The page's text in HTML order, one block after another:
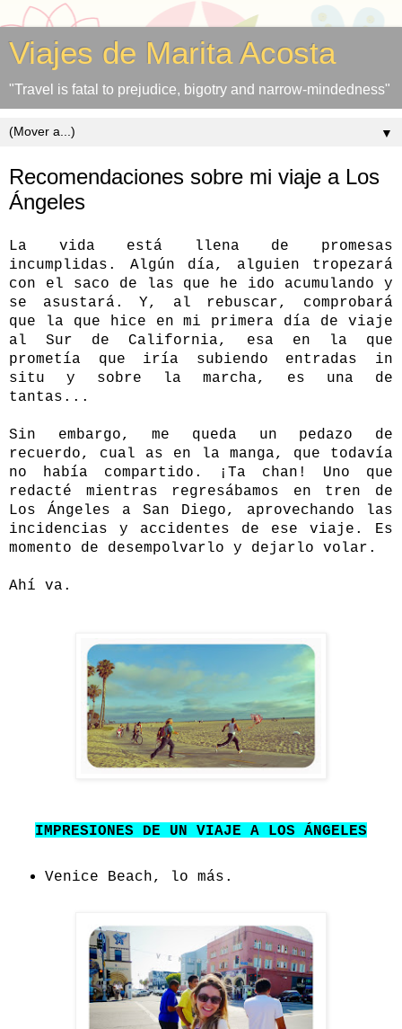
Viajes de Marita Acosta
"Travel is fatal to prejudice, bigotry and narrow-mindedness"
▼
Recomendaciones sobre mi viaje a Los
Ángeles
La vida está llena de promesas
incumplidas. Algún día, alguien tropezará
con el saco de las que he ido acumulando y
se asustará . Y, al rebuscar, comprobará
que la que hice en mi primera día de viaje
al Sur deCalifornia,
esa en la que
prometía que iría subiendo entradas in
situ y sobre la marcha, es una de
tantas...
Sin embargo, me queda un pedazo de
recuerdo, cual as en la manga, que todavía
no había compartido. ¡Ta chan! Uno que
redacté mientras regresábamos en tren de
Los Ángeles a San Diego, aprovechando las
incidencias y accidentes de ese viaje. Es
momento de desempolvarlo y dejarlo volar.
Ahí va.
IMPRESIONES DE UN VIAJE A LOS ÁNGELES
Venice Beach, lo más.